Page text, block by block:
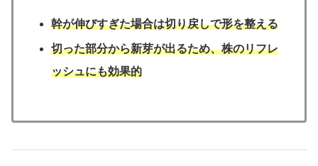
幹が伸びすぎた場合は切り戻しで形を整える
切った部分から新芽が出るため、株のリフレ
ッシュにも効果的